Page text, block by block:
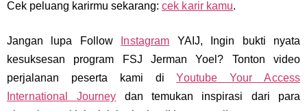
Cek peluang karirmu sekarang: cek karir kamu.
Jangan lupa Follow Instagram YAIJ, Ingin bukti nyata
kesuksesan program FSJ Jerman Yoel? Tonton video
perjalanan peserta kami diYoutube Your Access
International Journey dan temukan inspirasi dari para